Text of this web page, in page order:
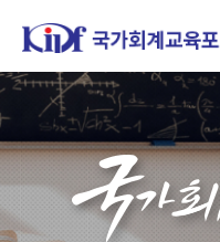
홈페이지가 새롭게 개
한국조세재정연구원